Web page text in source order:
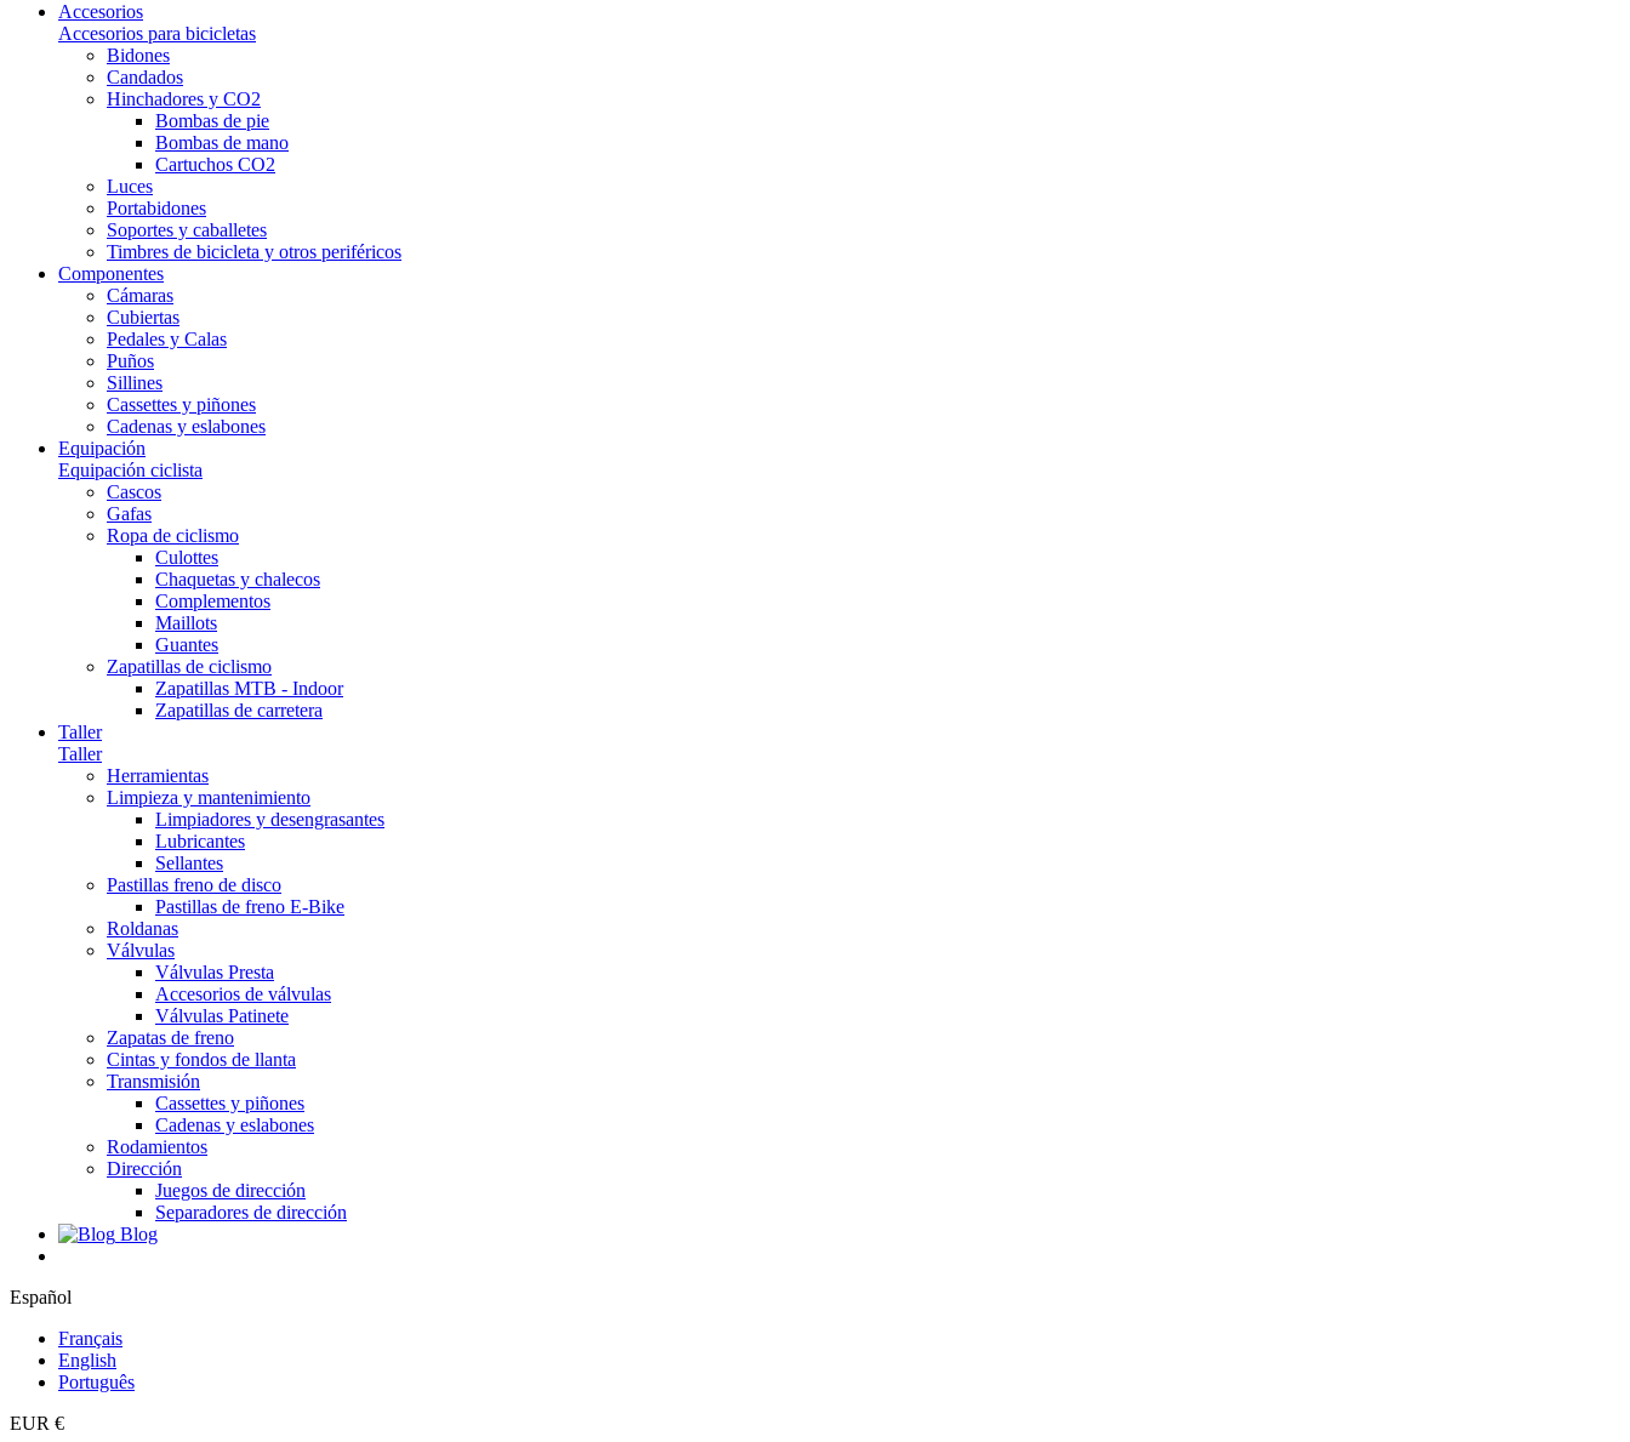
Accesorios
Accesorios para bicicletas
Bidones
Candados
Hinchadores y CO2
Bombas de pie
Bombas de mano
Cartuchos CO2
Luces
Portabidones
Soportes y caballetes
Timbres de bicicleta y otros periféricos
Componentes
Cámaras
Cubiertas
Pedales y Calas
Puños
Sillines
Cassettes y piñones
Cadenas y eslabones
Equipación
Equipación ciclista
Cascos
Gafas
Ropa de ciclismo
Culottes
Chaquetas y chalecos
Complementos
Maillots
Guantes
Zapatillas de ciclismo
Zapatillas MTB - Indoor
Zapatillas de carretera
Taller
Taller
Herramientas
Limpieza y mantenimiento
Limpiadores y desengrasantes
Lubricantes
Sellantes
Pastillas freno de disco
Pastillas de freno E-Bike
Roldanas
Válvulas
Válvulas Presta
Accesorios de válvulas
Válvulas Patinete
Zapatas de freno
Cintas y fondos de llanta
Transmisión
Cassettes y piñones
Cadenas y eslabones
Rodamientos
Dirección
Juegos de dirección
Separadores de dirección
Blog
Español
Français
English
Português
EUR €